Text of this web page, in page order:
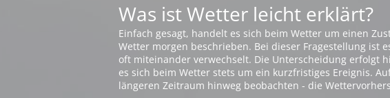
Was ist Wetter leicht erklärt?
Einfach gesagt, handelt es sich beim Wetter um einen
Wetter morgen beschrieben. Bei dieser Fragestellung ist
oft miteinander verwechselt. Die Unterscheidung erfolgt
es sich beim Wetter stets um ein kurzfristiges Ereignis.
längeren Zeitraum hinweg beobachten - die